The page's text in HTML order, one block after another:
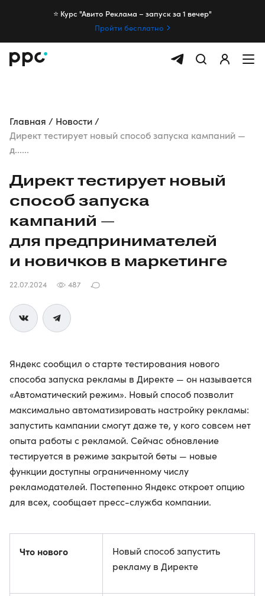
⭐️ Курс "Авито Реклама – запуск за 1 вечер"
Пройти бесплатно
Главная
Новости
Директ тестирует новый способ запуска кампаний —
д......
Директ тестирует новый
способ запуска
кампаний —
для предпринимателей
и новичков в маркетинге
22.07.2024 487
Яндекс сообщил о старте тестирования нового
способа запуска рекламы в Директе — он называется
«Автоматический режим». Новый способ позволит
максимально автоматизировать настройку рекламы:
запустить кампании смогут даже те, у кого совсем нет
опыта работы с рекламой. Сейчас обновление
тестируется в режиме закрытой беты — новые
функции доступны ограниченному числу
рекламодателей. Постепенно Яндекс откроет опцию
для всех, сообщает пресс-служба компании.
Что нового
Новый способ запустить
рекламу в Директе